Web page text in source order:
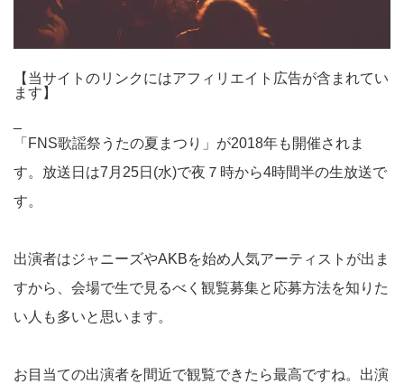
【当サイトのリンクにはアフィリエイト広告が含まれてい
ます】
「FNS歌謡祭うたの夏まつり」が2018年も開催されま
す。放送日は7月25日(水)で夜７時から4時間半の生放送で
す。
出演者はジャニーズやAKBを始め人気アーティストが出ま
すから、会場で生で見るべく観覧募集と応募方法を知りた
い人も多いと思います。
お目当ての出演者を間近で観覧できたら最高ですね。出演